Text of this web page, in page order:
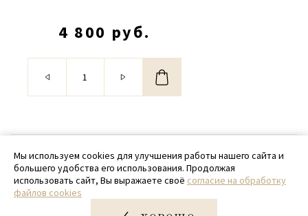
4 800 руб.
© 2020 - 2026 SamPack
+ 7 (918) 699-97-87
zakaz@sampack.store
Мы используем cookies для улучшения работы нашего сайта и
большего удобства его использования. Продолжая
использовать сайт, Вы выражаете своё согласие на обработку
файлов cookies